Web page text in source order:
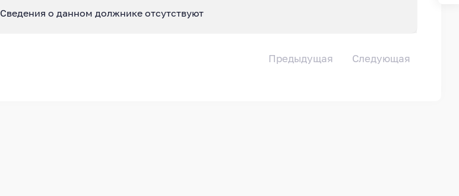
Сведения о данном должнике отсутствуют
Предыдущая Следующая